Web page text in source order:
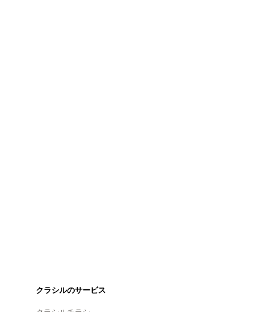
クラシルのサービス